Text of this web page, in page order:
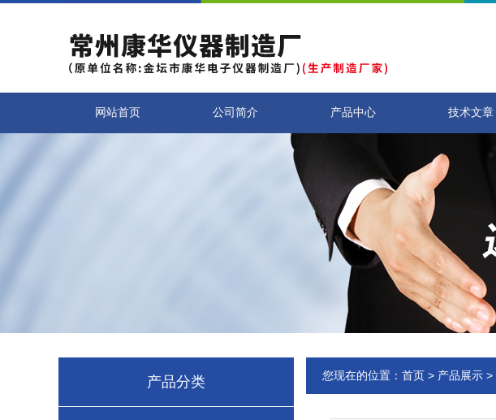
网站首页 公司简介 产品中心 技术文章
产品分类 您现在的位置： 首页 > 产品展示 >